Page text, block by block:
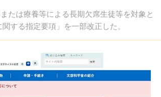
たは療養等による長期欠席生徒等を対象と
する指定要項」を一部改正した。